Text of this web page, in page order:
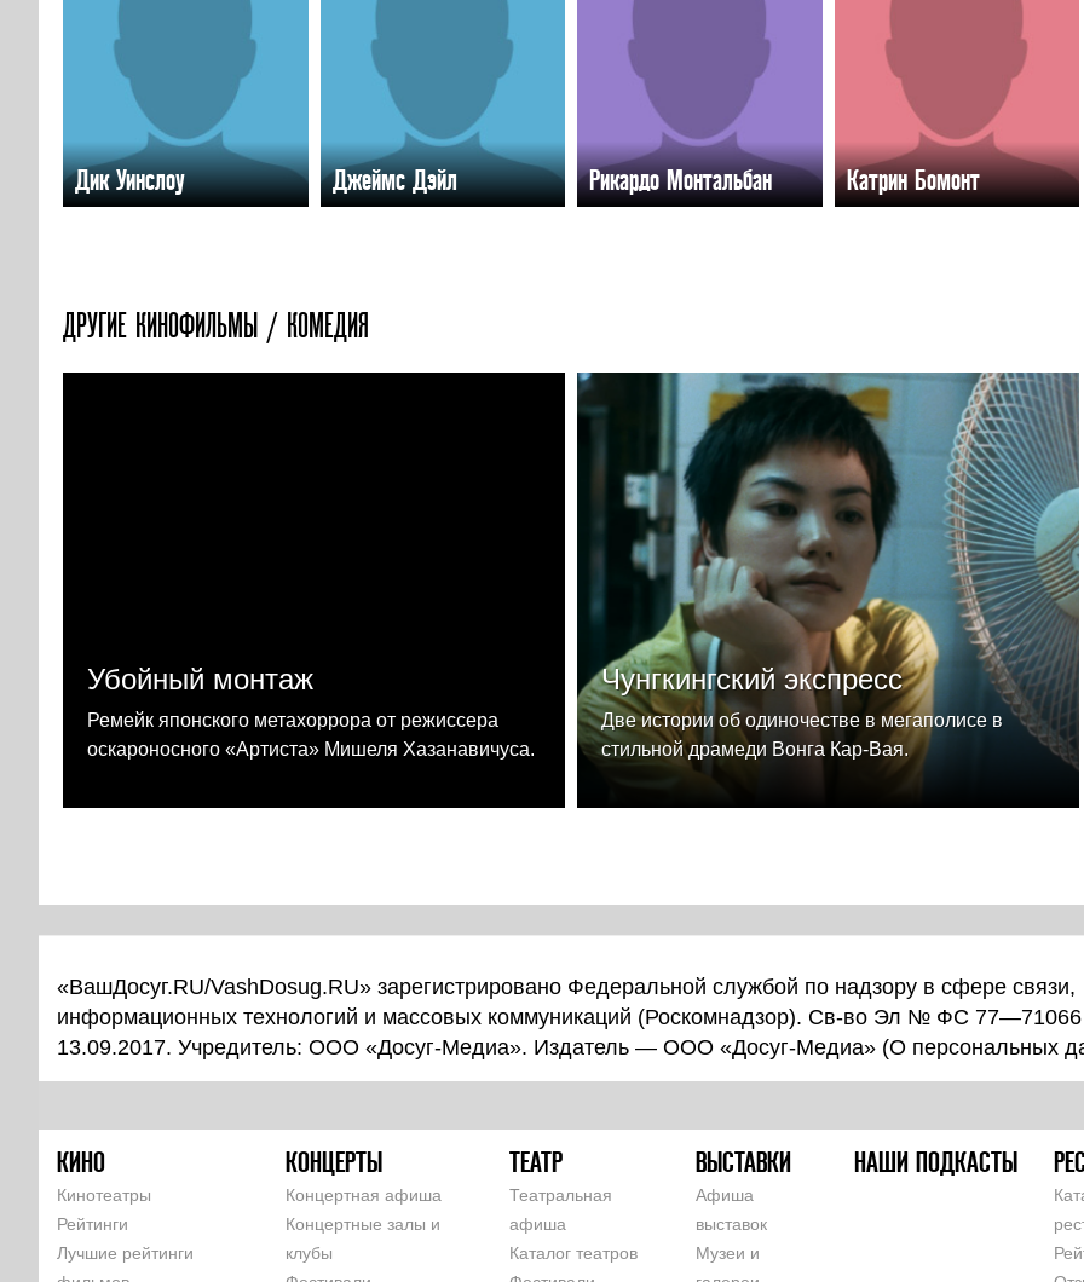
Дик Уинслоу Джеймс Дэйл Рикардо Монтальбан Катрин Бомонт
ДРУГИЕ КИНОФИЛЬМЫ / КОМЕДИЯ
Убойный монтаж
Ремейк японского метахоррора от режиссера
оскароносного «Артиста» Мишеля Хазанавичуса.
Чунгкингский экспресс
Две истории об одиночестве в мегаполисе в
стильной драмеди Вонга Кар-Вая.
«ВашДосуг.RU/VashDosug.RU» зарегистрировано Федеральной службой по надзору в сфере связи,
информационных технологий и массовых коммуникаций (Роскомнадзор). Св-во Эл № ФС 77—71066
13.09.2017. Учредитель: ООО «Досуг-Медиа». Издатель — ООО «Досуг-Медиа» (О персональных
КИНО
Кинотеатры
Рейтинги
Лучшие рейтинги
КОНЦЕРТЫ
Концертная афиша
Концертные залы и
клубы
ТЕАТР
Театральная
афиша
Каталог театров
ВЫСТАВКИ
Афиша
выставок
Музеи и
НАШИ ПОДКАСТЫ